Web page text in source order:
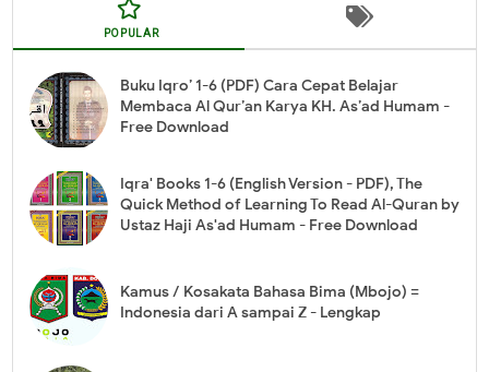
POPULAR
Buku Iqro’ 1-6 (PDF) Cara Cepat Belajar
Membaca Al Qur’an Karya KH. As’ad Humam -
Free Download
Iqra' Books 1-6 (English Version - PDF), The
Quick Method of Learning To Read Al-Quran by
Ustaz Haji As'ad Humam - Free Download
Kamus / Kosakata Bahasa Bima (Mbojo) =
Indonesia dari A sampai Z - Lengkap